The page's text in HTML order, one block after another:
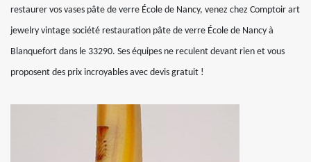
restaurer vos vases pâte de verre École de Nancy, venez chez Comptoir art
jewelry vintage société restauration pâte de verre École de Nancy à
Blanquefort dans le 33290. Ses équipes ne reculent devant rien et vous
proposent des prix incroyables avec devis gratuit !